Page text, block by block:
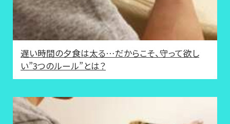
遅い時間の夕食は太る…だからこそ、守って欲し
い”3つのルール”とは？